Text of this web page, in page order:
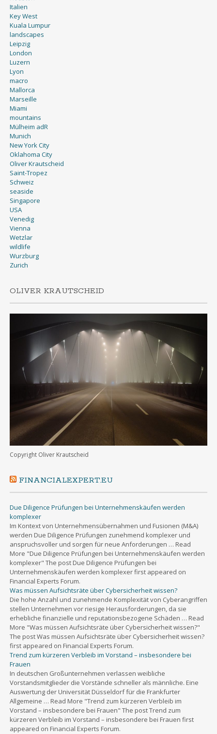
Italien
Key West
Kuala Lumpur
landscapes
Leipzig
London
Luzern
Lyon
macro
Mallorca
Marseille
Miami
mountains
Mülheim adR
Munich
New York City
Oklahoma City
Oliver Krautscheid
Saint-Tropez
Schweiz
seaside
Singapore
USA
Venedig
Vienna
Wetzlar
wildlife
Wurzburg
Zurich
OLIVER KRAUTSCHEID
Copyright Oliver Krautscheid
FINANCIALEXPERT.EU
Due Diligence Prüfungen bei Unternehmenskäufen werden
komplexer
Im Kontext von Unternehmensübernahmen und Fusionen (M&A)
werden Due Diligence Prüfungen zunehmend komplexer und
anspruchsvoller und sorgen für neue Anforderungen … Read
More "Due Diligence Prüfungen bei Unternehmenskäufen werden
komplexer" The post Due Diligence Prüfungen bei
Unternehmenskäufen werden komplexer first appeared on
Financial Experts Forum.
Was müssen Aufsichtsräte über Cybersicherheit wissen?
Die hohe Anzahl und zunehmende Komplexität von Cyberangriffen
stellen Unternehmen vor riesige Herausforderungen, da sie
erhebliche finanzielle und reputationsbezogene Schäden … Read
More "Was müssen Aufsichtsräte über Cybersicherheit wissen?"
The post Was müssen Aufsichtsräte über Cybersicherheit wissen?
first appeared on Financial Experts Forum.
Trend zum kürzeren Verbleib im Vorstand – insbesondere bei
Frauen
In deutschen Großunternehmen verlassen weibliche
Vorstandsmitglieder die Vorstände schneller als männliche. Eine
Auswertung der Universität Düsseldorf für die Frankfurter
Allgemeine … Read More "Trend zum kürzeren Verbleib im
Vorstand – insbesondere bei Frauen" The post Trend zum
kürzeren Verbleib im Vorstand – insbesondere bei Frauen first
appeared on Financial Experts Forum.